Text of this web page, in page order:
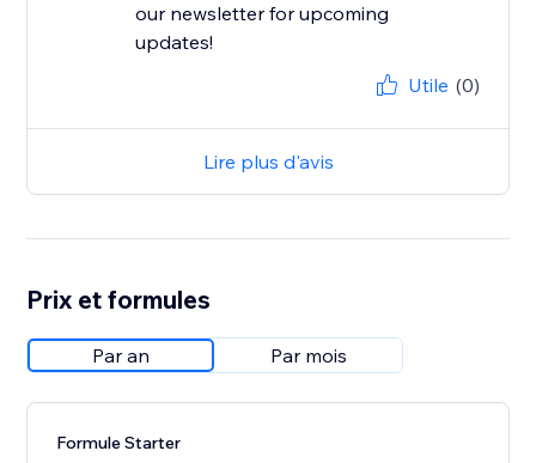
our newsletter for upcoming
updates!
Utile (0)
Lire plus d'avis
Prix et formules
Par an Par mois
Formule Starter